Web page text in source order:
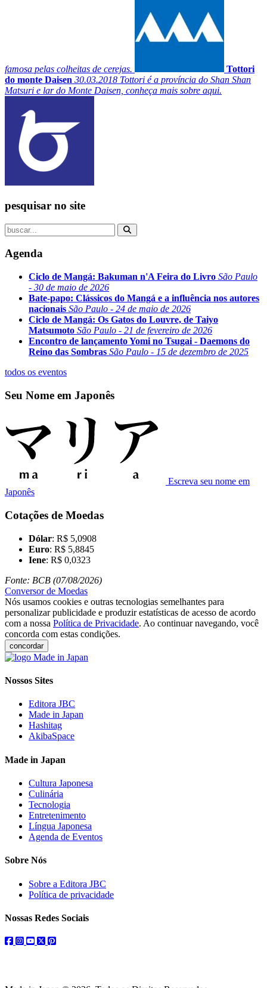
famosa pelas colheitas de cerejas.
Tottori
do monte Daisen 30.03.2018 Tottori é a província do Shan Shan
Matsuri e lar do Monte Daisen, conheça mais sobre aqui.
pesquisar no site
Agenda
Ciclo de Mangá: Bakuman n'A Feira do Livro São Paulo
- 30 de maio de 2026
Bate-papo: Clássicos do Mangá e a influência nos autores
nacionais São Paulo - 24 de maio de 2026
Ciclo de Mangá: Os Gatos do Louvre, de Taiyo
Matsumoto São Paulo - 21 de fevereiro de 2026
Encontro de lançamento Yomi no Tsugai - Daemons do
Reino das Sombras São Paulo - 15 de dezembro de 2025
todos os eventos
Seu Nome em Japonês
Escreva seu nome em
Japonês
Cotações de Moedas
Dólar: R$ 5,0908
Euro: R$ 5,8845
Iene: R$ 0,0323
Fonte: BCB (07/08/2026)
Conversor de Moedas
Nós usamos cookies e outras tecnologias semelhantes para
personalizar publicidade e produzir estatísticas de acesso de acordo
com a nossa Política de Privacidade. Ao continuar navegando, você
concorda com estas condições.
concordar
Nossos Sites
Editora JBC
Made in Japan
Hashitag
AkibaSpace
Made in Japan
Cultura Japonesa
Culinária
Tecnologia
Entretenimento
Língua Japonesa
Agenda de Eventos
Sobre Nós
Sobre a Editora JBC
Política de privacidade
Nossas Redes Sociais
facebook
instagram
youtube
twitterpinterest